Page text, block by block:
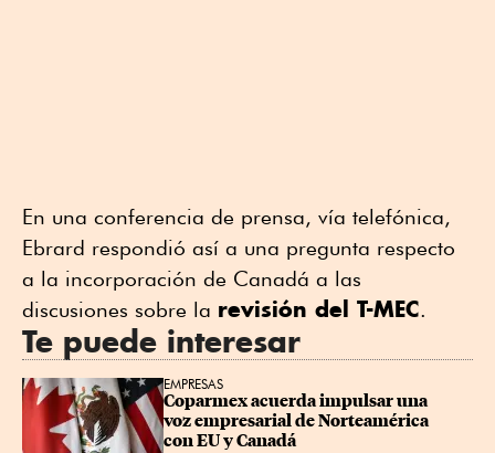
En una conferencia de prensa, vía telefónica,
Ebrard respondió así a una pregunta respecto
a la incorporación de Canadá a las
discusiones sobre la revisión del T-MEC.
Te puede interesar
EMPRESAS
Coparmex acuerda impulsar una
voz empresarial de Norteamérica
con EU y Canadá